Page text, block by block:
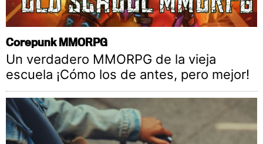
Corepunk MMORPG
Un verdadero MMORPG de la vieja
escuela ¡Cómo los de antes, pero mejor!